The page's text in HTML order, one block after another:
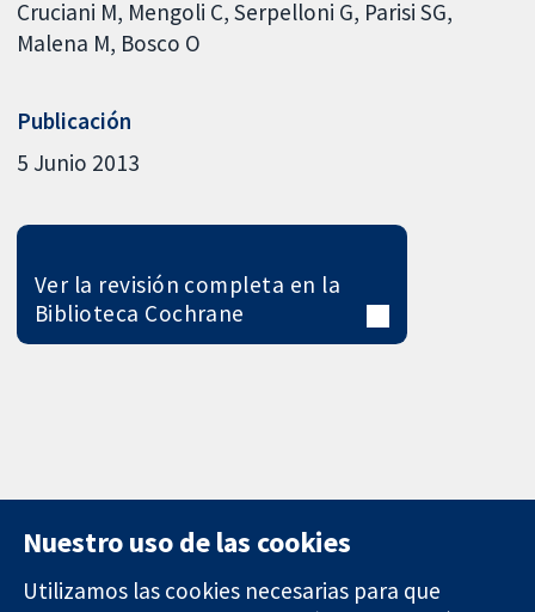
Cruciani M Mengoli C Serpelloni G Parisi SG
Malena M Bosco O
Publicación
5 Junio 2013
Ver la revisión completa en la
Biblioteca Cochrane
Nuestro uso de las cookies
Utilizamos las cookies necesarias para que